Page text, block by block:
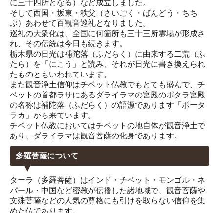
に三十四所となる）など成立しました。
そして西国・坂東・秩父（さいごく・ばんどう・ちち
ぶ）あわせて百観音巡礼となりました。
巡礼の大衆化は、全国に何箇所も三十三所霊場が形成さ
れ、その伝統は今日も続きます。
栃木県の日光は補陀落（ふだらく）に由来する二荒（ふ
たら）を「にこう」と読み、それが日光に書き換えられ
たものともいわれています。
また観音浄土信仰はチベット仏教でもとても盛んで、チ
ベットの首都ラサにあるダライラマの宮殿のポタラ宮殿
の名称は補陀落（ふだらく）の語源であります「ポータ
ラカ」から来ています。
チベット仏教においてはチベットの地自体が観音浄土で
あり、ダライラマは観音菩薩の化身であります。
多羅菩薩について
ターラ（多羅菩薩）はインド・チベット・モンゴル・ネ
パール・中国など密教が伝播した諸地域で、観音菩薩や
文殊菩薩などの人気の尊格にも引けを取らない信仰を集
めた仏であります。